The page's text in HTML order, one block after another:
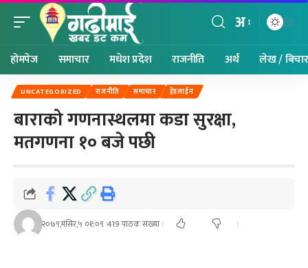
अ
होमपेज समाचार मधेश प्रदेश राजनीति अर्थ लेख / बिचार
UNCATEGORIZED राजनीति समाचार हेडलाईन
बाराको गणनास्थलमा कडा सुरक्षा,
मतगणना १० बजे पछी
२०७९,मंसिर,५ ०१:०९ 419 पाठक संख्या